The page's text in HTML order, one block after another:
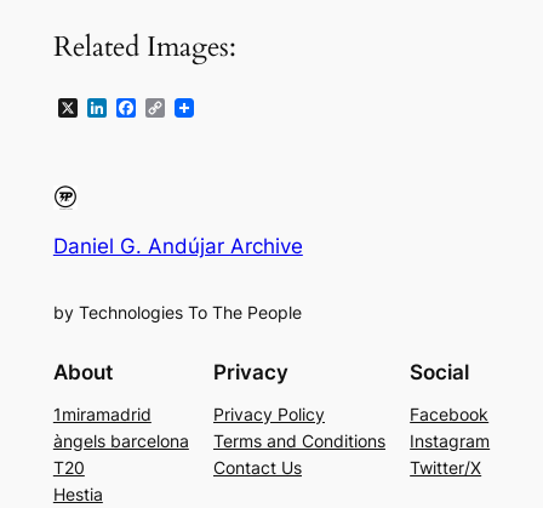
Related Images:
X LinkedIn
Facebook
Copy
Daniel G. Andújar Archive
by Technologies To The People
About
1miramadrid
àngels barcelona
T20
Hestia
Privacy
Privacy Policy
Terms and Conditions
Contact Us
Social
Facebook
Instagram
Twitter/X